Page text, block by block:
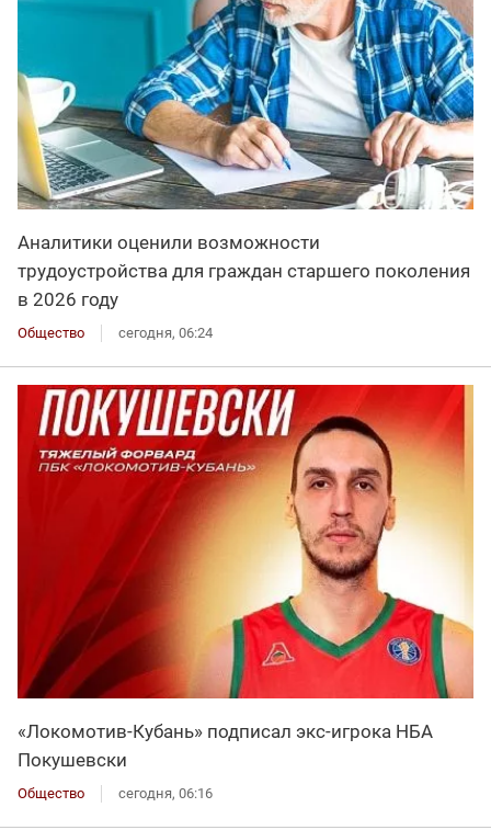
Аналитики оценили возможности
трудоустройства для граждан старшего поколения
в 2026 году
Общество сегодня, 06:24
«Локомотив-Кубань» подписал экс-игрока НБА
Покушевски
Общество сегодня, 06:16